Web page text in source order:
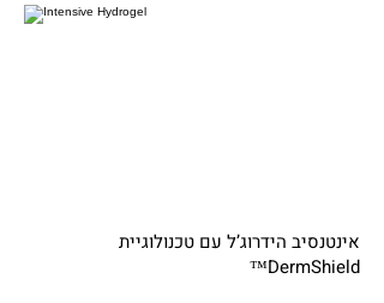
אינטנסיב הידרוג’ל עם טכנולוגיית
DermShield™